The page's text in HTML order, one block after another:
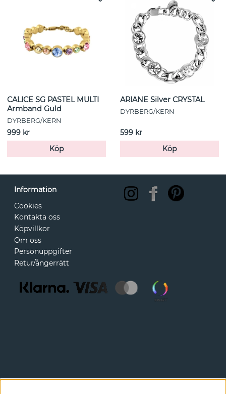
CALICE SG PASTEL MULTI
Armband Guld
DYRBERG/KERN
999 kr
Köp
ARIANE Silver CRYSTAL
DYRBERG/KERN
599 kr
Köp
Information
Cookies
Kontakta oss
Köpvillkor
Om oss
Personuppgifter
Retur/ångerrätt